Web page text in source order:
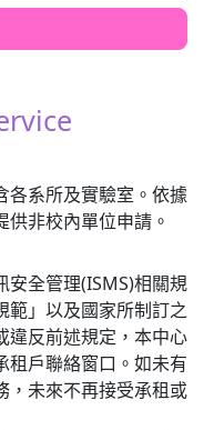
各系所及實驗室。依據
非校內單位申請。
安全管理(ISMS)相關規
範」以及國家所制訂之
違反前述規定，本中心
租戶聯絡窗口。如未有
，未來不再接受承租或